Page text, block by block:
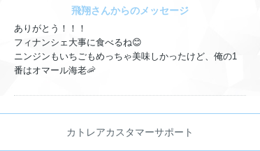
飛翔さんからのメッセージ
ありがとう！！！
フィナンシェ大事に食べるね😊
ニンジンもいちごもめっちゃ美味しかったけど、俺の1
番はオマール海老🦐
カトレアカスタマーサポート